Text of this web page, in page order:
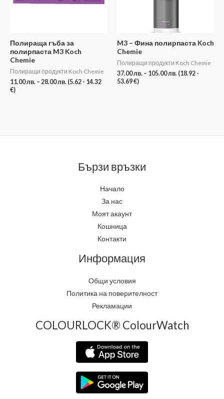
Полираща гъба за
полирпаста M3 Koch
Chemie
Полиращи продукти Koch Chemie
11.00лв. – 28.00лв. (5.62 - 14.32
€)
M3 – Фина полирпаста Koch
Chemie
Полиращи продукти Koch Chemie
37.00лв. – 105.00лв. (18.92 -
53.69 €)
Бързи връзки
Начало
За нас
Моят акаунт
Кошница
Контакти
Информация
Общи условия
Политика на поверителност
Рекламации
COLOURLOCK® ColourWatch